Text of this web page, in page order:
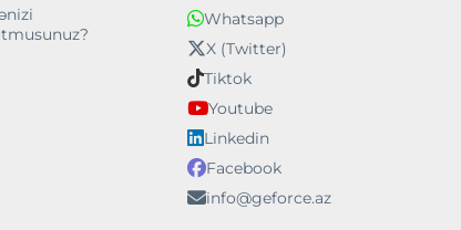
Whatsapp
X (Twitter)
Tiktok
Youtube
Linkedin
Facebook
info@geforce.az